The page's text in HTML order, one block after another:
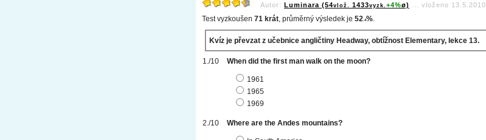
Autor: Luminara (54vlož. 1433vyzk. +4%ø) vloženo 13.5.2010
Test vyzkoušen 71 krát, průměrný výsledek je 52 .4%.
Kvíz je převzat z učebnice angličtiny Headway, obtížnost Elementary, lekce 13.
When did the first man walk on the moon?
1961
1965
1969
Where are the Andes mountains?